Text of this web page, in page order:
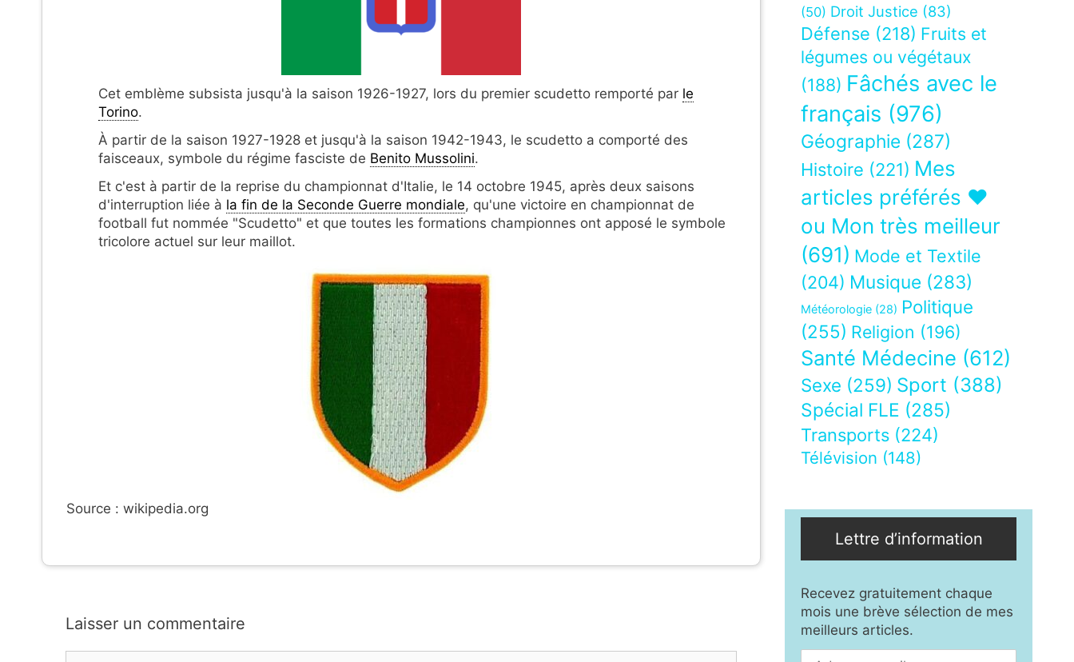
Cet emblème subsista jusqu'à la saison 1926-1927, lors du premier scudetto remporté par le
Torino.
À partir de la saison 1927-1928 et jusqu'à la saison 1942-1943, le scudetto a comporté des
faisceaux, symbole du régime fasciste de Benito Mussolini.
Et c'est à partir de la reprise du championnat d'Italie, le 14 octobre 1945, après deux saisons
d'interruption liée à la fin de la Seconde Guerre mondiale, qu'une victoire en championnat de
football fut nommée "Scudetto" et que toutes les formations championnes ont apposé le symbole
tricolore actuel sur leur maillot.
Source : wikipedia.org
Laisser un commentaire
(50) Droit Justice (83)
Défense (218) Fruits et
légumes ou végétaux
(188) Fâchés avec le
français (976)
Géographie (287)
Histoire (221) Mes
articles préférés ❤
ou Mon très meilleur
(691) Mode et Textile
(204) Musique (283)
Météorologie (28) Politique
(255) Religion (196)
Santé Médecine (612)
Sexe (259) Sport (388)
Spécial FLE (285)
Transports (224)
Télévision (148)
Lettre d’information
Recevez gratuitement chaque
mois une brève sélection de mes
meilleurs articles.